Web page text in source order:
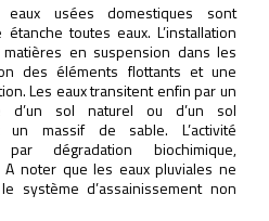
usées domestiques sont
toutes eaux. L’installation
en suspension dans les
des éléments flottants et une
Les eaux transitent enfin par un
d’un sol naturel ou d’un sol
un massif de sable. L’activité
dégradation biochimique,
A noter que les eaux pluviales ne
système d’assainissement non